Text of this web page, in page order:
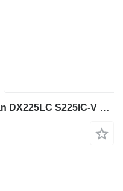
Doosan DB58 motor za Doosan DX225LC S225lC-V bagera